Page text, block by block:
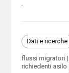
Dati e ricerche
flussi migratori
richiedenti asilo